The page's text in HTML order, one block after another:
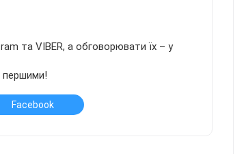
та VIBER, а обговорювати їх – у
першими!
Facebook